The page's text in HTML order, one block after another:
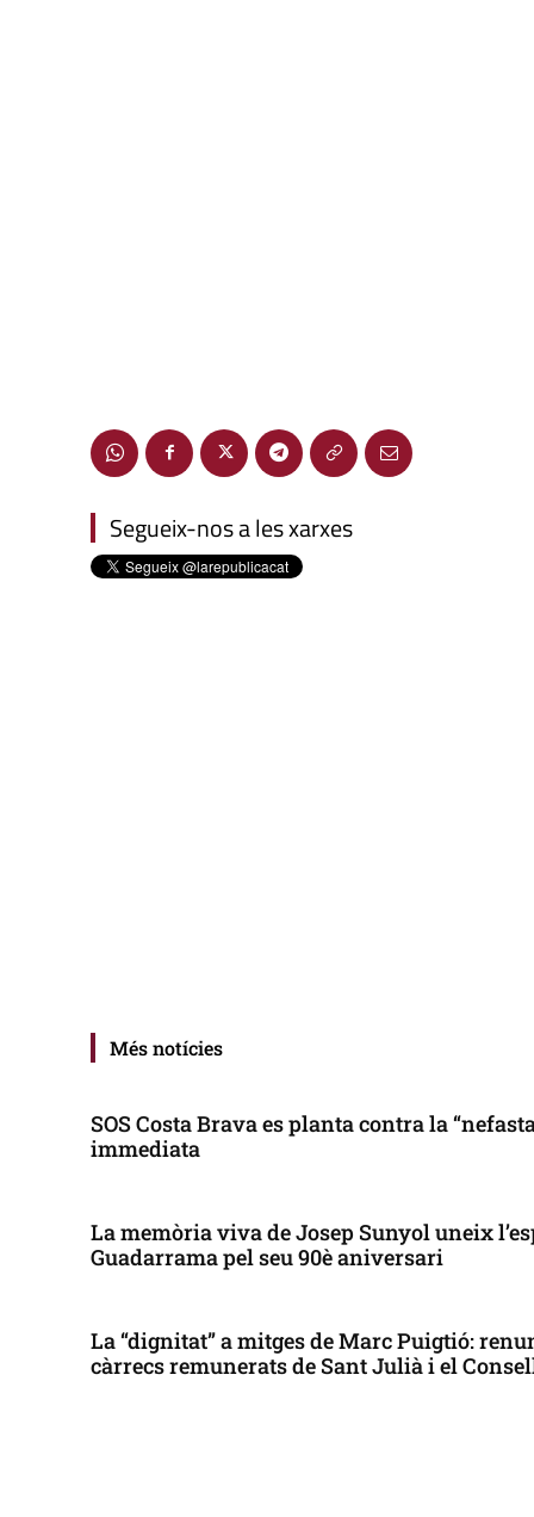
Segueix-nos a les xarxes
Més notícies
SOS Costa Brava es planta contra la
immediata
La memòria viva de Josep Sunyol uneix
Guadarrama pel seu 90è aniversari
La “dignitat” a mitges de Marc Puigtió:
càrrecs remunerats de Sant Julià i el